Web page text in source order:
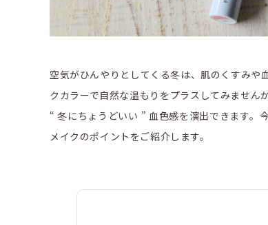
空気がひんやりとしてくる冬は、肌のくすみ
クカラーで自然な温もりをプラスしてみません
“ 冬にちょうどいい ” 血色感を演出できます。
メイクのポイントをご紹介します。